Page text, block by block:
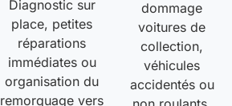
Diagnostic sur
place, petites
réparations
immédiates ou
organisation du
remorquage vers
dommage
voitures de
collection,
véhicules
accidentés ou